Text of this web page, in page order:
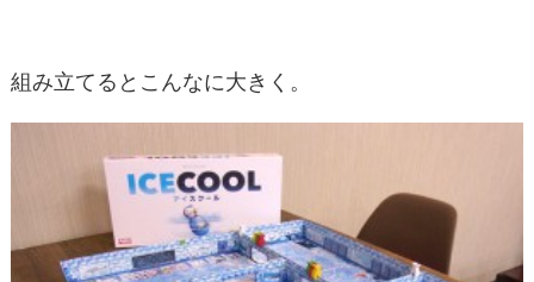
組み立てるとこんなに大きく。